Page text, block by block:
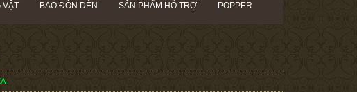
VẬT BAO ĐÔN DÊN SẢN PHẨM HỖ TRỢ POPPER